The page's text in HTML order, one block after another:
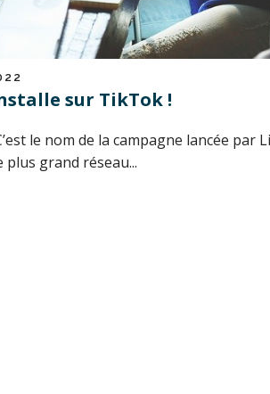
sur TikTok !
le nom de la campagne lancée par
grand réseau...